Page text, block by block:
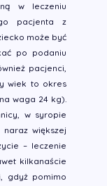
w leczeniu
pacjenta z
może być
po podaniu
pacjenci,
wiek to okres
waga 24 kg).
w syropie
większej
– leczenie
kilkanaście
gdyż pomimo